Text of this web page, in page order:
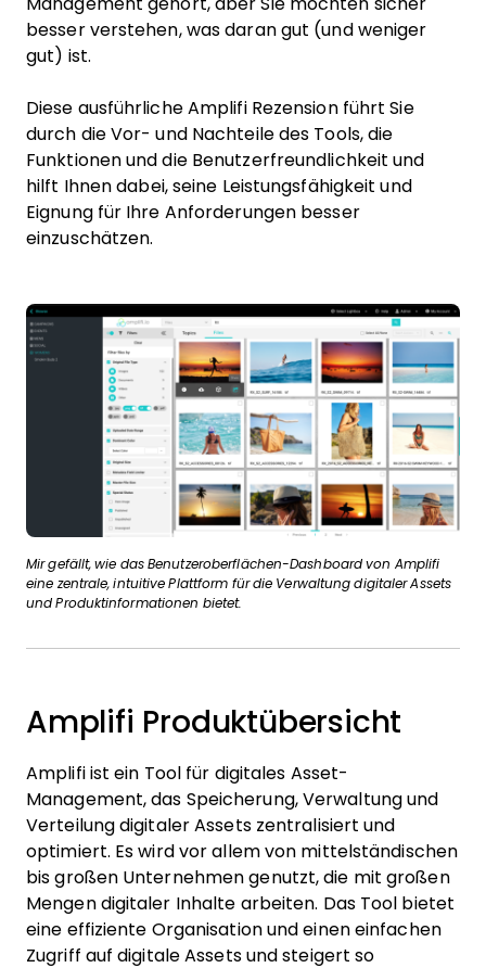
Management gehört, aber Sie möchten sicher
besser verstehen, was daran gut (und weniger
gut) ist.
Diese ausführliche Amplifi Rezension führt Sie
durch die Vor- und Nachteile des Tools, die
Funktionen und die Benutzerfreundlichkeit und
hilft Ihnen dabei, seine Leistungsfähigkeit und
Eignung für Ihre Anforderungen besser
einzuschätzen.
Mir gefällt, wie das Benutzeroberflächen-Dashboard von Amplifi
eine zentrale, intuitive Plattform für die Verwaltung digitaler Assets
und Produktinformationen bietet.
Amplifi Produktübersicht
Amplifi ist ein Tool für digitales Asset-
Management, das Speicherung, Verwaltung und
Verteilung digitaler Assets zentralisiert und
optimiert. Es wird vor allem von mittelständischen
bis großen Unternehmen genutzt, die mit großen
Mengen digitaler Inhalte arbeiten. Das Tool bietet
eine effiziente Organisation und einen einfachen
Zugriff auf digitale Assets und steigert so